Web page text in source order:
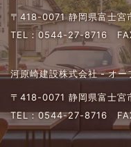
〒418-0071 静岡県富士宮
TEL： 0544-27-8716
河原崎建設株式会社 - オー
〒418-0071 静岡県富士宮
TEL：0544-27-8716